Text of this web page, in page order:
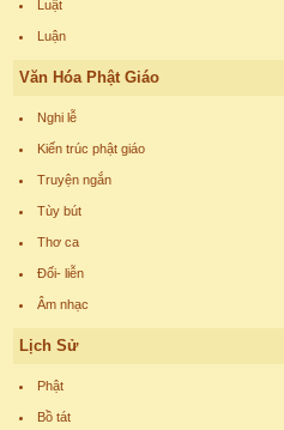
Luật
Luận
Văn Hóa Phật Giáo
Nghi lễ
Kiến trúc phật giáo
Truyện ngắn
Tùy bút
Thơ ca
Đối- liễn
Âm nhạc
Lịch Sử
Phật
Bồ tát